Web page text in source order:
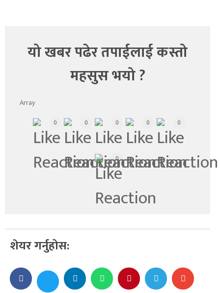
यो खबर पढेर तपाईलाई कस्तो
महसुस भयो ?
Array
0 0 0 0 0
0
शेयर गर्नुहोस: